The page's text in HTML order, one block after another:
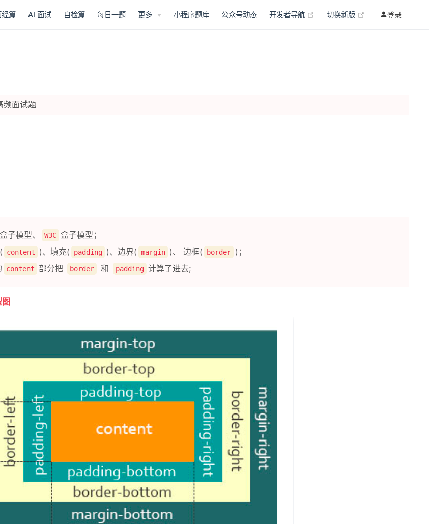
经篇 AI 面试 自检篇 每日一题 更多 小程序题库 公众号动态 开发者导航 (opens new window)
切换新版 (opens new
登录
频面试题
盒子模型、 W3C 盒子模型；
content )、填充( padding )、边界( margin )、 边框( border )；
content 部分把 border 和 padding 计算了进去;